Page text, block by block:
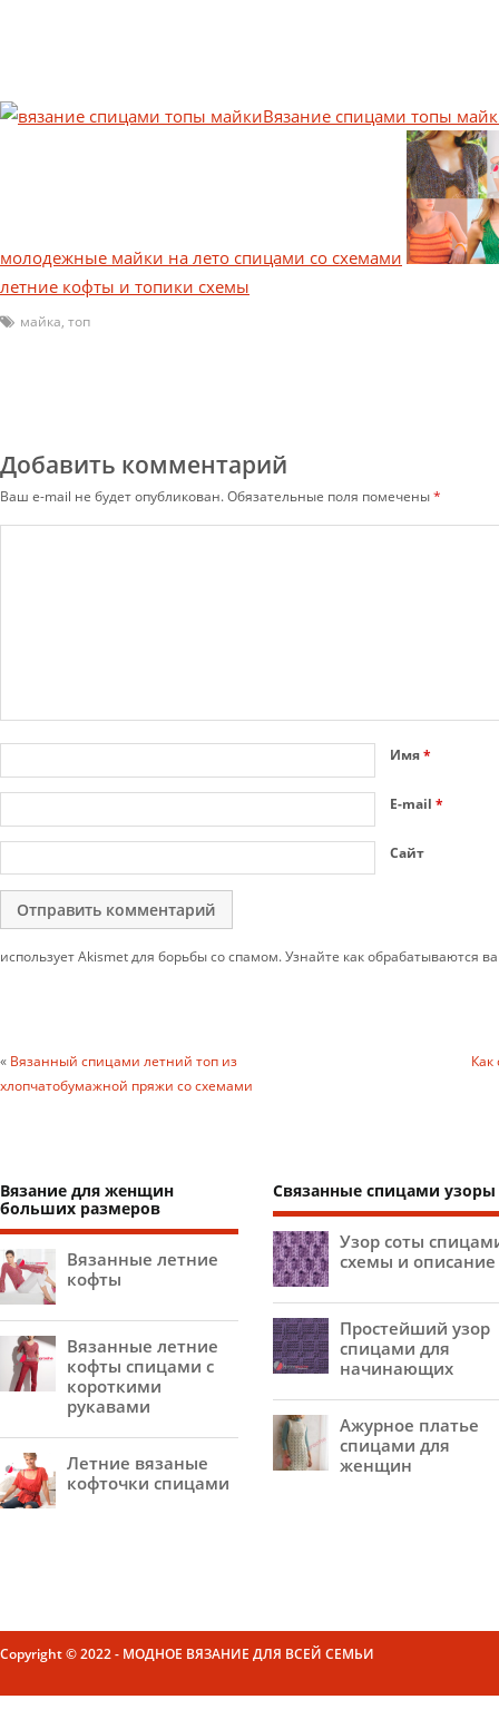
Вязание спицами топы
молодежные майки на лето спицами со схемами
летние кофты и топики схемы
майка, топ
Добавить комментарий
Ваш e-mail не будет опубликован.Обязательные поля помечены*
Имя*
E-mail *
Сайт
использует Akismet для борьбы со спамом. Узнайте как обрабатываются
« Вязанный спицами летний топ из
хлопчатобумажной пряжи со схемами
Как
Вязание для женщин
больших размеров
Вязанные летние
кофты
Вязанные летние
кофты спицами с
короткими
рукавами
Летние вязаные
кофточки спицами
Связанные спицами узоры
Узор соты
схемы и описание
Простейший узор
спицами для
начинающих
Ажурное платье
спицами для
женщин
Copyright © 2022 - МОДНОЕ ВЯЗАНИЕ ДЛЯ ВСЕЙ СЕМЬИ